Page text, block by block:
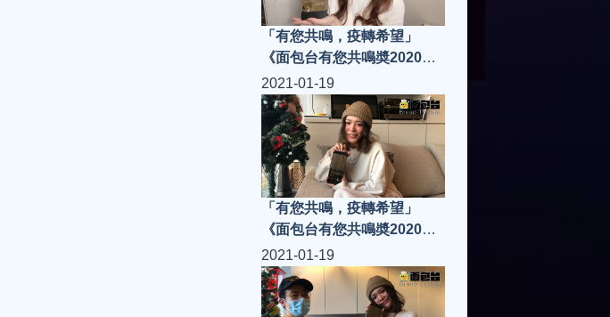
「有您共鳴，疫轉希望」
《面包台有您共鳴奬2020》
「共鳴樂壇新人」蔥蔥
ChungChung
2021-01-19
「有您共鳴，疫轉希望」
《面包台有您共鳴奬2020》
「共鳴樂壇新人」唐浩嘉
Kiko
2021-01-19